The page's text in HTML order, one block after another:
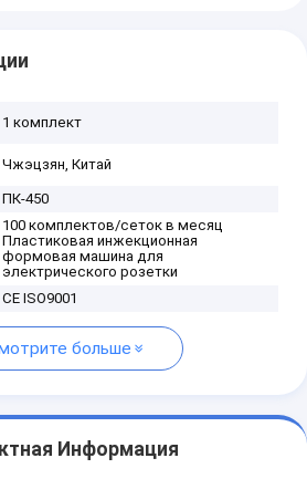
1 комплект
Чжэцзян, Китай
ПК-450
100 комплектов/сеток в месяц
Пластиковая инжекционная
формовая машина для
электрического розетки
CE ISO9001
больше
Информация